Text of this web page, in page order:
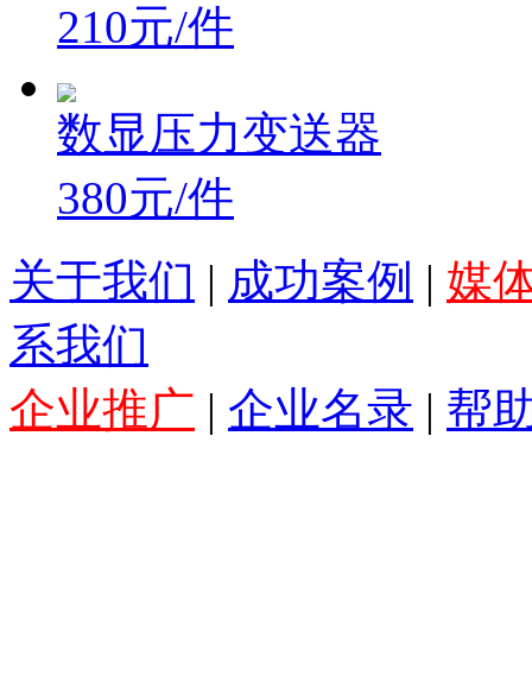
210元/件
数显压力变送器
380元/件
关于我们 | 成功案例 | 媒
系我们
企业推广 | 企业名录 | 帮